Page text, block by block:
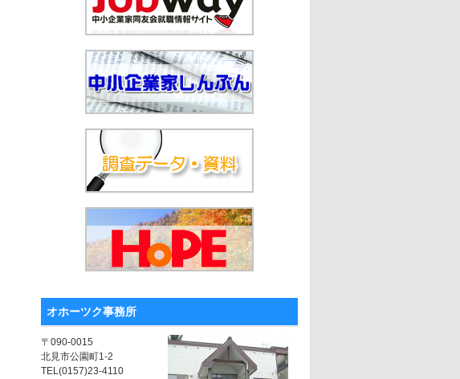
オホーツク事務所
〒090-0015
北見市公園町1-2
TEL(0157)23-4110